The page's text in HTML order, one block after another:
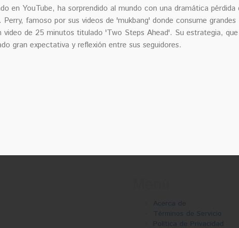
en YouTube, ha sorprendido al mundo con una dramática pérdida
famoso por sus videos de 'mukbang' donde consume grandes
de 25 minutos titulado 'Two Steps Ahead'. Su estrategia,
gran expectativa y reflexión entre sus seguidores.
Acerca de
Términos de Servicio
Política de Privacidad